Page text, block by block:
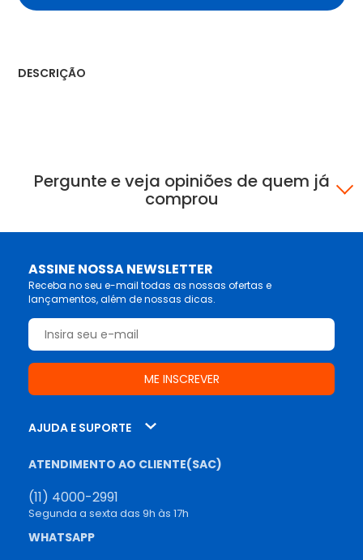
DESCRIÇÃO
Pergunte e veja opiniões de quem já
comprou
ASSINE NOSSA NEWSLETTER
Receba no seu e-mail todas as nossas ofertas e
lançamentos, além de nossas dicas.
AJUDA E SUPORTE
ATENDIMENTO AO CLIENTE(SAC)
(11) 4000-2991
Segunda a sexta das 9h às 17h
WHATSAPP